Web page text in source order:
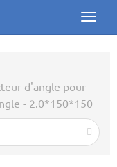
Toggle
d'angle pour
- 2.0*150*150